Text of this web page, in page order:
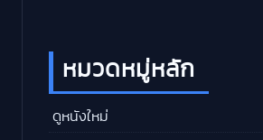
หมวดหมู่หลัก
ดูหนังใหม่